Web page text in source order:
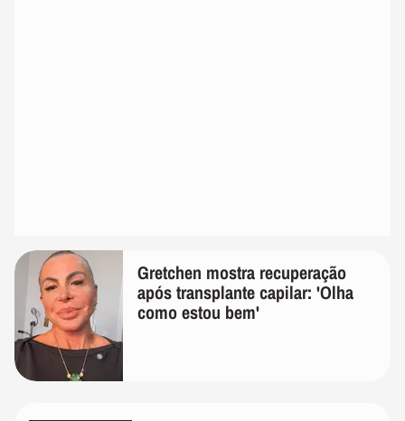
Gretchen mostra recuperação
após transplante capilar: 'Olha
como estou bem'